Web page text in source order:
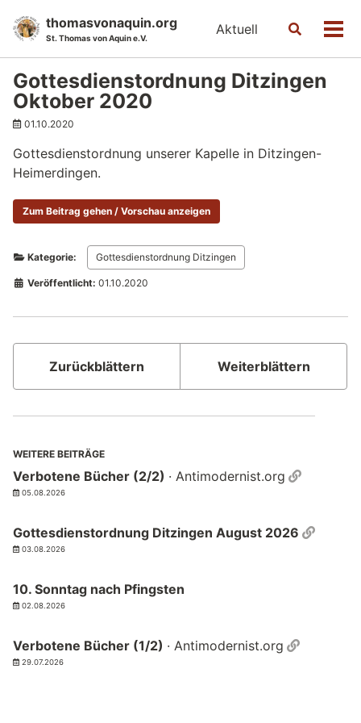
thomasvonaquin.org
St. Thomas von Aquin e.V.
Aktuell
Toggle
Gottesdienstordnung Ditzingen
Oktober 2020
01.10.2020
Gottesdienstordnung unserer Kapelle in Ditzingen-
Heimerdingen.
Zum Beitrag gehen / Vorschau anzeigen
Kategorie: Gottesdienstordnung Ditzingen
Veröffentlicht: 01.10.2020
Zurückblättern Weiterblättern
WEITERE BEITRÄGE
Verbotene Bücher (2/2) · Antimodernist.org
05.08.2026
Gottesdienstordnung Ditzingen August 2026
03.08.2026
10. Sonntag nach Pfingsten
02.08.2026
Verbotene Bücher (1/2) · Antimodernist.org Permalink
29.07.2026